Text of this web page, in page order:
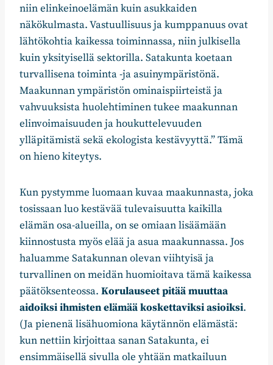
niin elinkeinoelämän kuin asukkaiden
näkökulmasta. Vastuullisuus ja kumppanuus ovat
lähtökohtia kaikessa toiminnassa, niin julkisella
kuin yksityisellä sektorilla. Satakunta koetaan
turvallisena toiminta -ja asuinympäristönä.
Maakunnan ympäristön ominaispiirteistä ja
vahvuuksista huolehtiminen tukee maakunnan
elinvoimaisuuden ja houkuttelevuuden
ylläpitämistä sekä ekologista kestävyyttä.” Tämä
on hieno kiteytys.
Kun pystymme luomaan kuvaa maakunnasta, joka
tosissaan luo kestävää tulevaisuutta kaikilla
elämän osa-alueilla, on se omiaan lisäämään
kiinnostusta myös elää ja asua maakunnassa. Jos
haluamme Satakunnan olevan viihtyisä ja
turvallinen on meidän huomioitava tämä kaikessa
päätöksenteossa. Korulauseet pitää muuttaa
aidoiksi ihmisten elämää koskettaviksi asioiksi.
(Ja pienenä lisähuomiona käytännön elämästä:
kun nettiin kirjoittaa sanan Satakunta, ei
ensimmäisellä sivulla ole yhtään matkailuun